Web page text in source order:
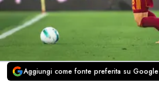
Aggiungi come fonte preferita su Google